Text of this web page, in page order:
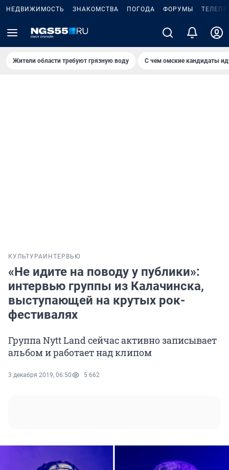
НЕДВИЖИМОСТЬ ЗНАКОМСТВА ПОГОДА ФОРУМЫ
Жители области требуют грязную воду С чем омские кандидаты
КУЛЬТУРА ИНТЕРВЬЮ
«Не идите на поводу у публики»:
интервью группы из Калачинска,
выступающей на крутых рок-
фестивалях
Группа Nytt Land сейчас активно записывает
альбом и работает над клипом
3 декабря 2019, 06:50 5 662